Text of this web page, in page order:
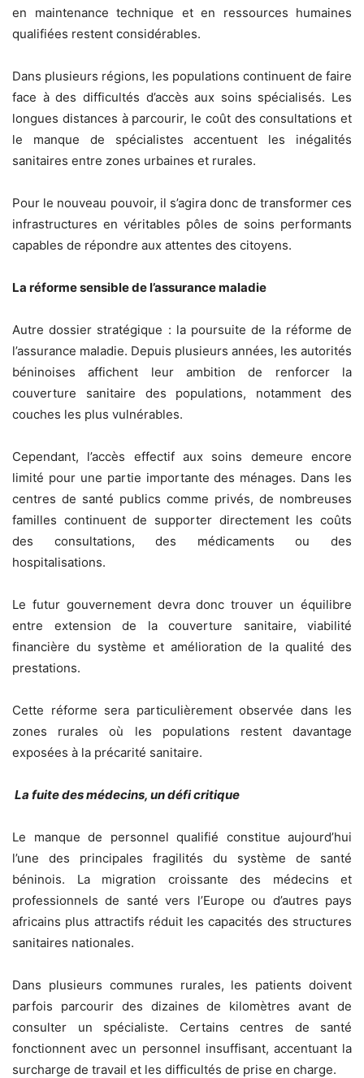
en maintenance technique et en ressources humaines
qualifiées restent considérables.
Dans plusieurs régions, les populations continuent de faire
face à des difficultés d’accès aux soins spécialisés. Les
longues distances à parcourir, le coût des consultations et
le manque de spécialistes accentuent les inégalités
sanitaires entre zones urbaines et rurales.
Pour le nouveau pouvoir, il s’agira donc de transformer ces
infrastructures en véritables pôles de soins performants
capables de répondre aux attentes des citoyens.
La réforme sensible de l’assurance maladie
Autre dossier stratégique : la poursuite de la réforme de
l’assurance maladie. Depuis plusieurs années, les autorités
béninoises affichent leur ambition de renforcer la
couverture sanitaire des populations, notamment des
couches les plus vulnérables.
Cependant, l’accès effectif aux soins demeure encore
limité pour une partie importante des ménages. Dans les
centres de santé publics comme privés, de nombreuses
familles continuent de supporter directement les coûts
des consultations, des médicaments ou des
hospitalisations.
Le futur gouvernement devra donc trouver un équilibre
entre extension de la couverture sanitaire, viabilité
financière du système et amélioration de la qualité des
prestations.
Cette réforme sera particulièrement observée dans les
zones rurales où les populations restent davantage
exposées à la précarité sanitaire.
La fuite des médecins, un défi critique
Le manque de personnel qualifié constitue aujourd’hui
l’une des principales fragilités du système de santé
béninois. La migration croissante des médecins et
professionnels de santé vers l’Europe ou d’autres pays
africains plus attractifs réduit les capacités des structures
sanitaires nationales.
Dans plusieurs communes rurales, les patients doivent
parfois parcourir des dizaines de kilomètres avant de
consulter un spécialiste. Certains centres de santé
fonctionnent avec un personnel insuffisant, accentuant la
surcharge de travail et les difficultés de prise en charge.